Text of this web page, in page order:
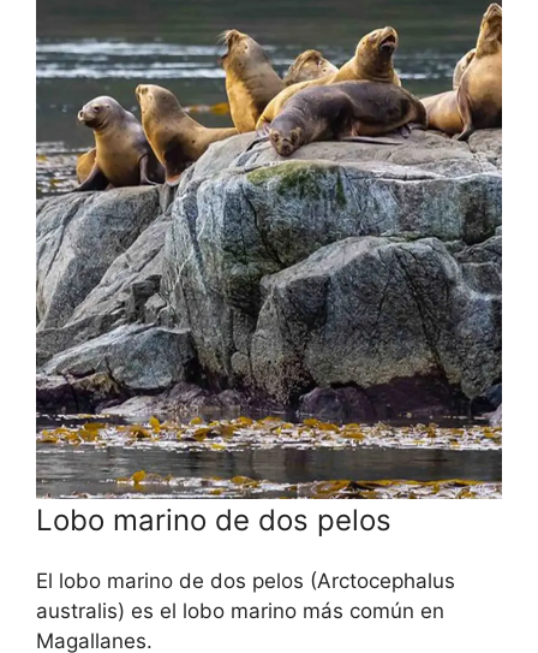
Lobo marino de dos pelos
El lobo marino de dos pelos (Arctocephalus
australis) es el lobo marino más común en
Magallanes.